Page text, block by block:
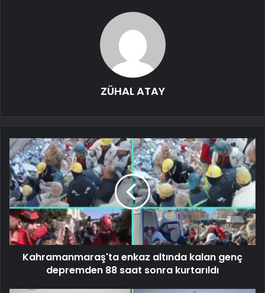
ZÜHAL ATAY
Kahramanmaraş'ta enkaz altında kalan genç
depremden 88 saat sonra kurtarıldı